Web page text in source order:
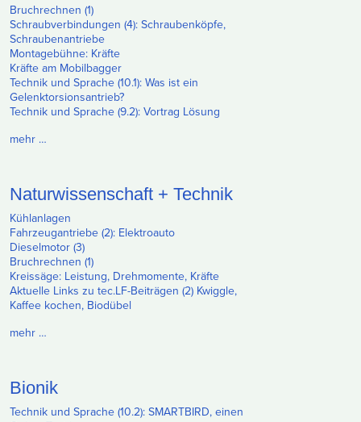
Bruchrechnen (1)
Schraubverbindungen (4): Schraubenköpfe,
Schraubenantriebe
Montagebühne: Kräfte
Kräfte am Mobilbagger
Technik und Sprache (10.1): Was ist ein
Gelenktorsionsantrieb?
Technik und Sprache (9.2): Vortrag Lösung
mehr …
Naturwissenschaft + Technik
Kühlanlagen
Fahrzeugantriebe (2): Elektroauto
Dieselmotor (3)
Bruchrechnen (1)
Kreissäge: Leistung, Drehmomente, Kräfte
Aktuelle Links zu tec.LF-Beiträgen (2) Kwiggle,
Kaffee kochen, Biodübel
mehr …
Bionik
Technik und Sprache (10.2): SMARTBIRD, einen